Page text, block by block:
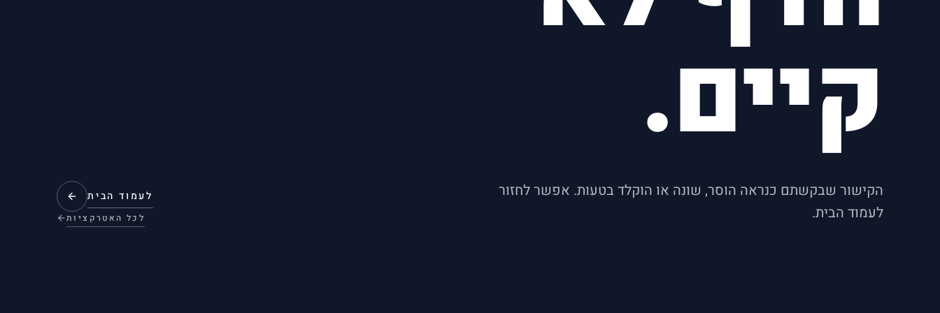
קיים.
הקישור שבקשתם כנראה הוסר, שונה או הוקלד בטעות. אפשר לחזור
לעמוד הבית.
לעמוד הבית
לכל האטרקציות